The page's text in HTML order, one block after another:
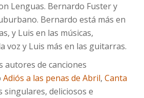
Lenguas. Bernardo Fuster y
Bernardo está más en
y Luis en las músicas,
voz y Luis más en las guitarras.
autores de canciones
Adiós a las penas de Abril, Canta
singulares, deliciosos e